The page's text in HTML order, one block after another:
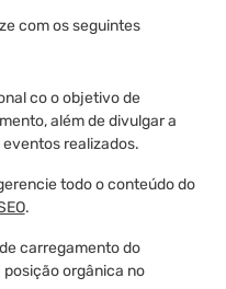
com os seguintes
co o objetivo de
além de divulgar a
realizados.
todo o conteúdo do
.
carregamento do
orgânica no